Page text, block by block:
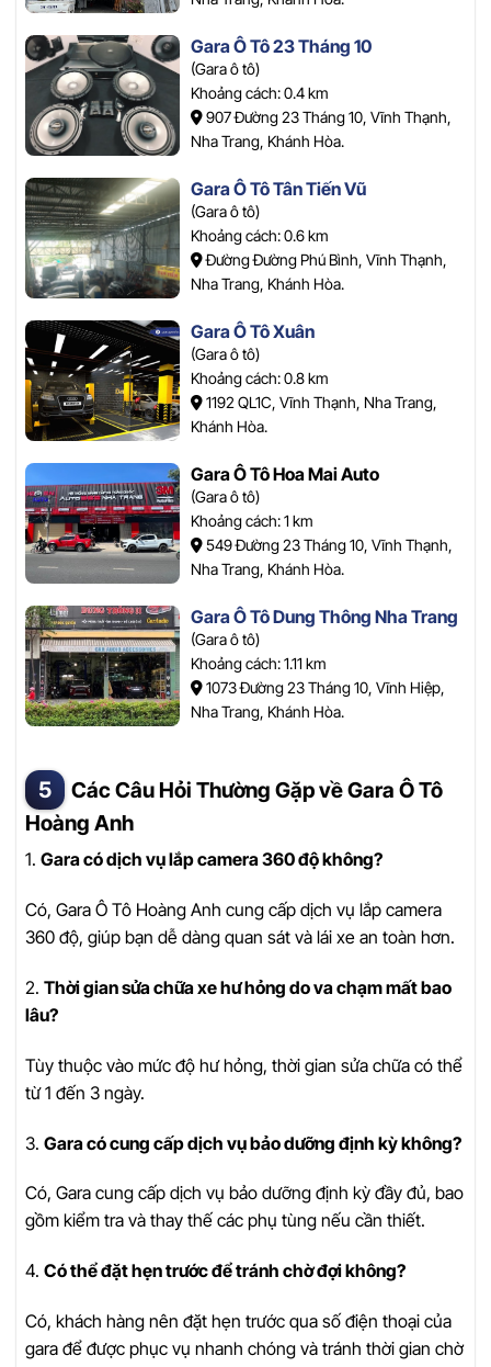
Gara Ô Tô 23 Tháng 10
(Gara ô tô)
Khoảng cách: 0.4 km
907 Đường 23 Tháng 10, Vĩnh Thạnh,
Nha Trang, Khánh Hòa.
Gara Ô Tô Tân Tiến Vũ
(Gara ô tô)
Khoảng cách: 0.6 km
Đường Đường Phú Bình, Vĩnh Thạnh,
Nha Trang, Khánh Hòa.
Gara Ô Tô Xuân
(Gara ô tô)
Khoảng cách: 0.8 km
1192 QL1C, Vĩnh Thạnh, Nha Trang,
Khánh Hòa.
Gara Ô Tô Hoa Mai Auto
(Gara ô tô)
Khoảng cách: 1 km
549 Đường 23 Tháng 10, Vĩnh Thạnh,
Nha Trang, Khánh Hòa.
Gara Ô Tô Dung Thông Nha Trang
(Gara ô tô)
Khoảng cách: 1.11 km
1073 Đường 23 Tháng 10, Vĩnh Hiệp,
Nha Trang, Khánh Hòa.
Các Câu Hỏi Thường Gặp về Gara Ô Tô
Hoàng Anh
1. Gara có dịch vụ lắp camera 360 độ không?
Có, Gara Ô Tô Hoàng Anh cung cấp dịch vụ lắp camera
360 độ, giúp bạn dễ dàng quan sát và lái xe an toàn hơn.
2. Thời gian sửa chữa xe hư hỏng do va chạm mất bao
lâu?
Tùy thuộc vào mức độ hư hỏng, thời gian sửa chữa có thể
từ 1 đến 3 ngày.
3. Gara có cung cấp dịch vụ bảo dưỡng định kỳ không?
Có, Gara cung cấp dịch vụ bảo dưỡng định kỳ đầy đủ, bao
gồm kiểm tra và thay thế các phụ tùng nếu cần thiết.
4. Có thể đặt hẹn trước để tránh chờ đợi không?
Có, khách hàng nên đặt hẹn trước qua số điện thoại của
gara để được phục vụ nhanh chóng và tránh thời gian chờ